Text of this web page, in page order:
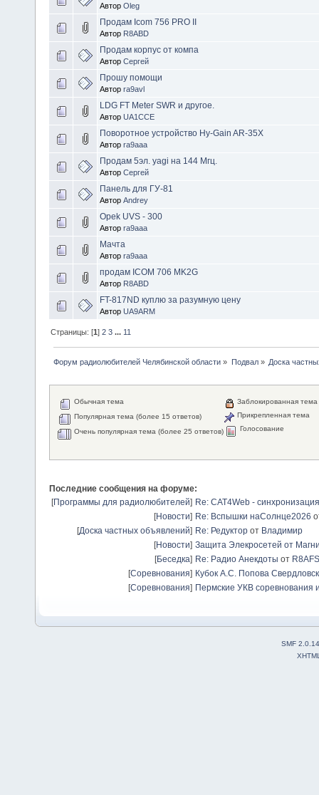
Автор Oleg
Продам Icom 756 PRO II
Автор R8ABD
Продам корпус от компа
Автор Сергей
Прошу помощи
Автор ra9avl
LDG FT Meter SWR и другое.
Автор UA1CCE
Поворотное устройство Hy-Gain AR-35X
Автор ra9aaa
Продам 5эл. yagi на 144 Мгц.
Автор Сергей
Панель для ГУ-81
Автор Andrey
Opek UVS - 300
Автор ra9aaa
Мачта
Автор ra9aaa
продам ICOM 706 MK2G
Автор R8ABD
FT-817ND куплю за разумную цену
Автор UA9ARM
Страницы: [1]2 3 ... 11
Форум радиолюбителей Челябинской области » Подвал» Доска
Обычная тема
Популярная тема (более 15 ответов)
Очень популярная тема (более 25 ответов)
Заблокированная тема
Прикрепленная тема
Голосование
Последние сообщения на форуме:
[Программы для радиолюбителей] Re: CAT4Web -
[Новости] Re: Вспышки наСолнце2026
[Доска частных объявлений] Re: Редуктор от Владимир
[Новости] Защита Элекросетей от
[Беседка] Re: Радио Анекдоты от R8AFS
[Соревнования] Кубок А.С. Попова
[Соревнования] Пермские УКВ соревнования
SMF 2.0.14